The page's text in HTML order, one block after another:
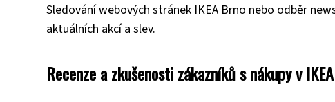
Sledování webových stránek IKEA Brno nebo odběr
aktuálních akcí a slev.
Recenze a zkušenosti zákazníků s nákupy v